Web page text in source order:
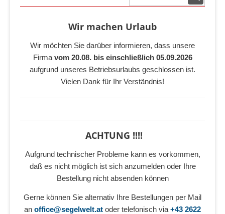
Wir machen Urlaub
Wir möchten Sie darüber informieren, dass unsere
Firma vom 20.08. bis einschließlich 05.09.2026
aufgrund unseres Betriebsurlaubs geschlossen ist.
Vielen Dank für Ihr Verständnis!
ACHTUNG !!!!
Aufgrund technischer Probleme kann es vorkommen,
daß es nicht möglich ist sich anzumelden oder Ihre
Bestellung nicht absenden können
Gerne können Sie alternativ Ihre Bestellungen per Mail
an office@segelwelt.at oder telefonisch via +43 2622